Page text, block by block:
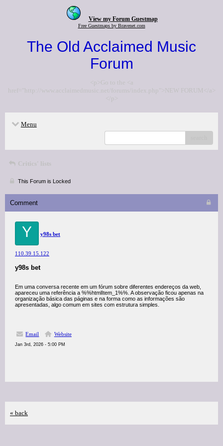
View my Forum Guestmap
Free Guestmaps by Bravenet.com
The Old Acclaimed Music
Forum
<p>Go to the <a
href="http://www.acclaimedmusic.net/forums/index.php">NEW FORUM</a>
</p>
Menu
Critics' lists
This Forum is Locked
Comment
Y y98s bet
110.39.15.122
y98s bet
Em uma conversa recente em um fórum sobre diferentes endereços da web,
apareceu uma referência a %%htmlItem_1%%. A observação ficou apenas na
organização básica das páginas e na forma como as informações são
apresentadas, algo comum em sites com estrutura simples.
Email Website
Jan 3rd, 2026 - 5:00 PM
« back